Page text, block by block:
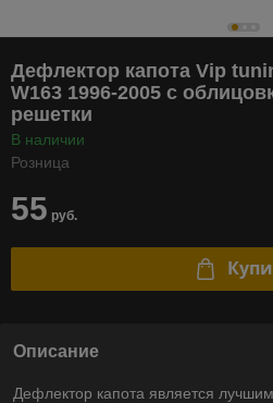
Дефлектор капота Vip
W163 1996-2005 с
решетки
В наличии
Розница
55 руб.
Описание
Дефлектор капота является